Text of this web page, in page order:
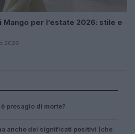
Mango per l’estate 2026: stile e
2026
presagio di morte?
anche dei significati positivi (che